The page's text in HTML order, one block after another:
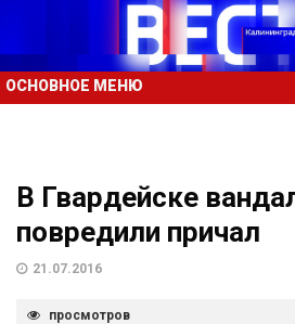
ОСНОВНОЕ МЕНЮ
В Гвардейске
повредили причал
21.07.2016
просмотров